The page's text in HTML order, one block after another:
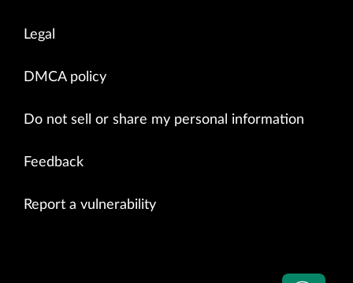
Legal
DMCA policy
Do not sell or share my personal information
Feedback
Report a vulnerability